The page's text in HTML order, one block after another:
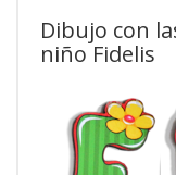
Dibujo con
niño Fidelis